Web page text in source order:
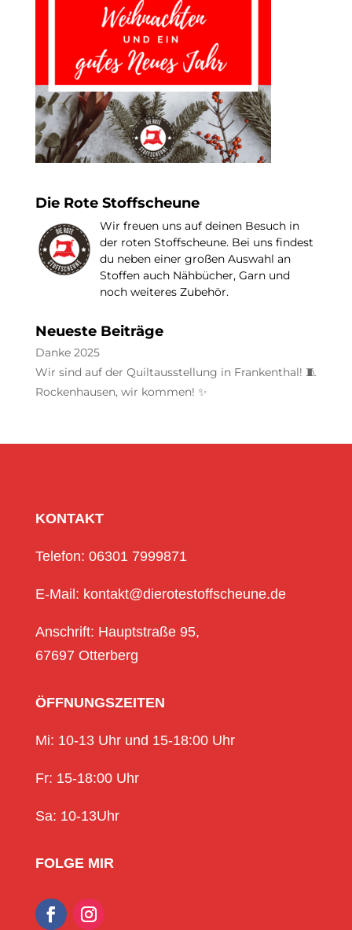
Die Rote Stoffscheune
Wir freuen uns auf deinen Besuch in
der roten Stoffscheune. Bei uns findest
du neben einer großen Auswahl an
Stoffen auch Nähbücher, Garn und
noch weiteres Zubehör.
Neueste Beiträge
Danke 2025
Wir sind auf der Quiltausstellung in Frankenthal! 🧵
Rockenhausen, wir kommen! ✨
KONTAKT
Telefon: 06301 7999871
E-Mail: kontakt@dierotestoffscheune.de
Anschrift: Hauptstraße 95,
67697 Otterberg
ÖFFNUNGSZEITEN
Mi: 10-13 Uhr und 15-18:00 Uhr
Fr: 15-18:00 Uhr
Sa: 10-13Uhr
FOLGE MIR